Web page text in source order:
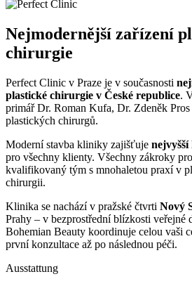
Nejmodernější zařízení
chirurgie
Perfect Clinic v Praze je v současnosti
plastické chirurgie v České republice.
primář Dr. Roman Kufa, Dr. Zdeněk Pros
plastických chirurgů.
Moderní stavba kliniky zajišťuje nejvyšší
pro všechny klienty. Všechny zákroky
kvalifikovaný tým s mnohaletou praxí v
chirurgii.
Klinika se nachází v pražské čtvrti Nový
Prahy – v bezprostřední blízkosti veřejné
Bohemian Beauty koordinuje celou vaši
první konzultace až po následnou péči.
Ausstattung